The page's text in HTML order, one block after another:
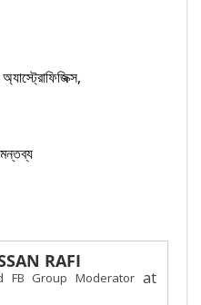
RAFI
FB Group Moderatorat